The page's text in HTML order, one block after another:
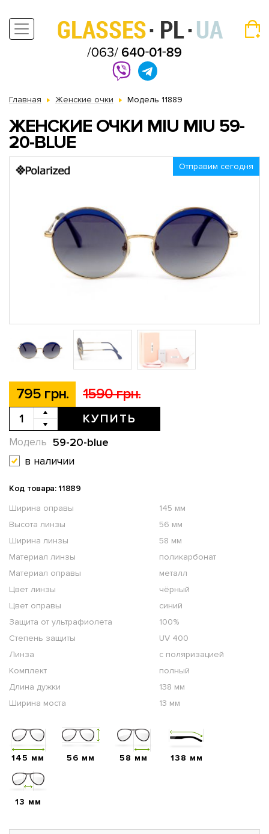
Главная Женские очки Модель 11889
ЖЕНСКИЕ ОЧКИ MIU MIU 59-
20-BLUE
Отправим сегодня
795 грн. 1590 грн.
КУПИТЬ
59-20-blue
Модель
в наличии
Код товара: 11889
Ширина оправы
145 мм
Высота линзы
56 мм
Ширина линзы
58 мм
Материал линзы
поликарбонат
Материал оправы
металл
Цвет линзы
чёрный
Цвет оправы
синий
Защита от ультрафиолета
100%
Степень защиты
UV 400
Линза
с поляризацией
Комплект
полный
Длина дужки
138 мм
Ширина моста
13 мм
145 мм 56 мм 58 мм 138 мм
13 мм